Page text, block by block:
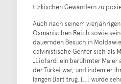
türkischen Gewändern zu
Auch nach seinem
Osmanischen Reich sowie
dauernden Besuch in
calvinistische Genfer sich als
„Liotard, ein berühmter Maler
der Türkei war, und indem er
langen Bart trug, […] wurde